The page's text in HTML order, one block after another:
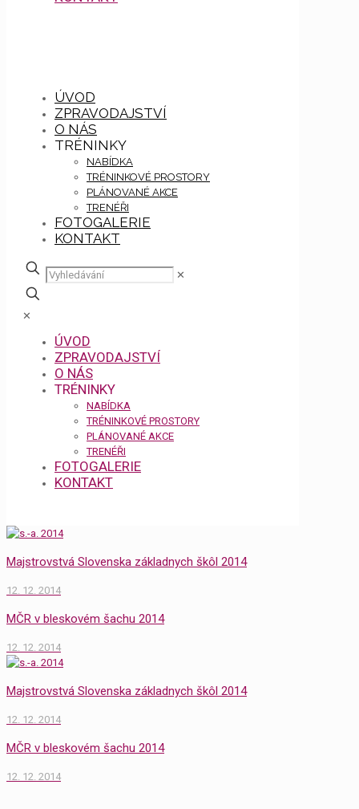
ÚVOD
ZPRAVODAJSTVÍ
O NÁS
TRÉNINKY
NABÍDKA
TRÉNINKOVÉ PROSTORY
PLÁNOVANÉ AKCE
TRENÉŘI
FOTOGALERIE
KONTAKT
✕
✕
ÚVOD
ZPRAVODAJSTVÍ
O NÁS
TRÉNINKY
NABÍDKA
TRÉNINKOVÉ PROSTORY
PLÁNOVANÉ AKCE
TRENÉŘI
FOTOGALERIE
KONTAKT
Majstrovstvá Slovenska základnych škôl 2014
12. 12. 2014
MČR v bleskovém šachu 2014
12. 12. 2014
Majstrovstvá Slovenska základnych škôl 2014
12. 12. 2014
MČR v bleskovém šachu 2014
12. 12. 2014